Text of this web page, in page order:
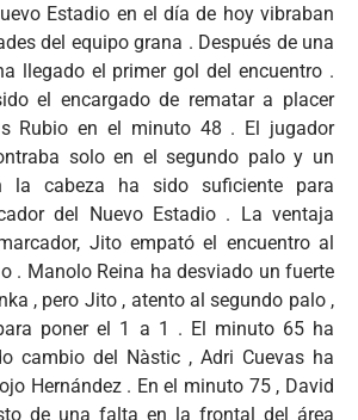
Estadio en el día de hoy vibraban
del equipo grana . Después de una
llegado el primer gol del encuentro .
el encargado de rematar a placer
Rubio en el minuto 48 . El jugador
solo en el segundo palo y un
la cabeza ha sido suficiente para
del Nuevo Estadio . La ventaja
Jito empató el encuentro al
. Manolo Reina ha desviado un fuerte
, pero Jito , atento al segundo palo ,
poner el 1 a 1 . El minuto 65 ha
cambio del Nàstic , Adri Cuevas ha
Hernández . En el minuto 75 , David
de una falta en la frontal del área